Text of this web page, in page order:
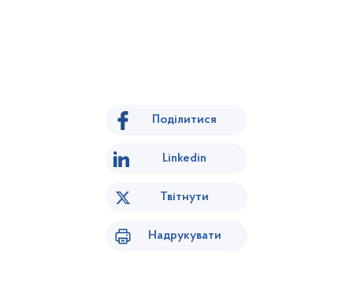
Поділитися
Linkedin
Твітнути
Надрукувати